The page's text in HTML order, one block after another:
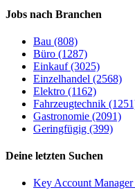
Jobs nach Branchen
Bau (808)
Büro (1287)
Einkauf (3025)
Einzelhandel (2568)
Elektro (1162)
Fahrzeugtechnik
Gastronomie (2091)
Geringfügig (399)
Deine letzten Suchen
Key Account